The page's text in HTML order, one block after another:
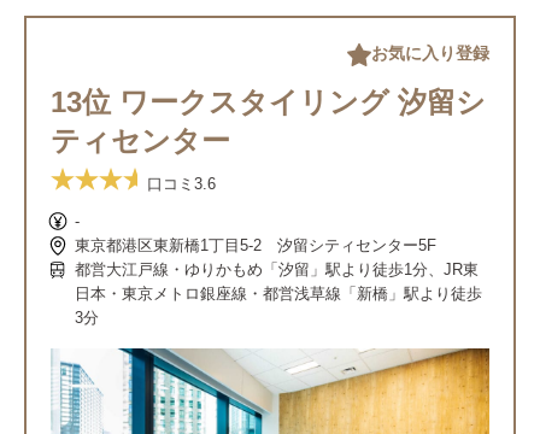
13位 ワークスタイリング 汐留シ
ティセンター
口コミ 3.6
-
東京都港区東新橋1丁目5-2 汐留シティセンター5F
都営大江戸線・ゆりかもめ「汐留」駅より徒歩1分、JR東
日本・東京メトロ銀座線・都営浅草線「新橋」駅より徒歩
3分
お気に入り登録